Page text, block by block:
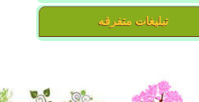
تبلیغات متفرقه